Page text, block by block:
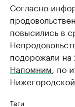
Согласно
повысились в
подорожали на
Напомним , по
Нижегородской
Теги